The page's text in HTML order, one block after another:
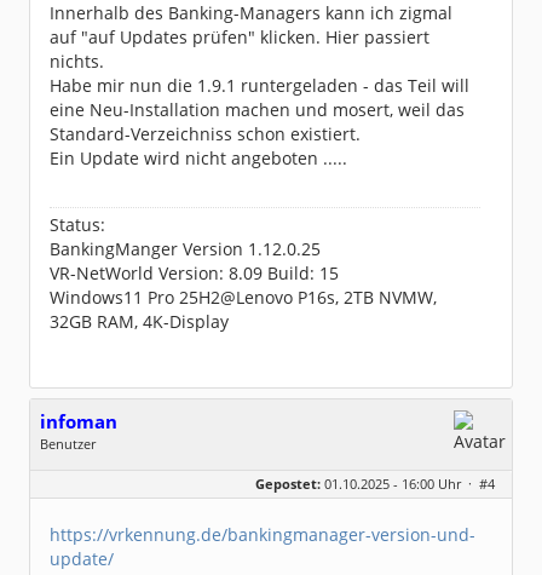
Innerhalb des Banking-Managers kann ich zigmal
auf "auf Updates prüfen" klicken. Hier passiert
nichts.
Habe mir nun die 1.9.1 runtergeladen - das Teil will
eine Neu-Installation machen und mosert, weil das
Standard-Verzeichniss schon existiert.
Ein Update wird nicht angeboten .....
Status:
BankingManger Version 1.12.0.25
VR-NetWorld Version: 8.09 Build: 15
Windows11 Pro 25H2@Lenovo P16s, 2TB NVMW,
32GB RAM, 4K-Display
infoman
Benutzer
Dabei seit:
06 / 2008
Gepostet: 01.10.2025 - 16:00 Uhr · #4
https://vrkennung.de/bankingmanager-version-und-
update/